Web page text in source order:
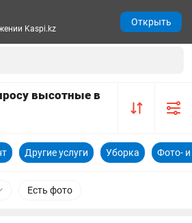
высотные в
Другие услуги Уборка Фото-
Есть фото
Kaspi.kz
Открыть